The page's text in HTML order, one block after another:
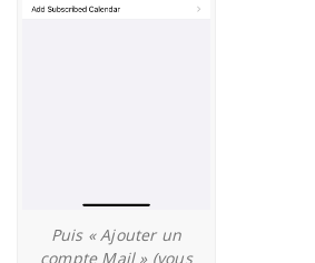
Puis « Ajouter un
compte Mail » (vous